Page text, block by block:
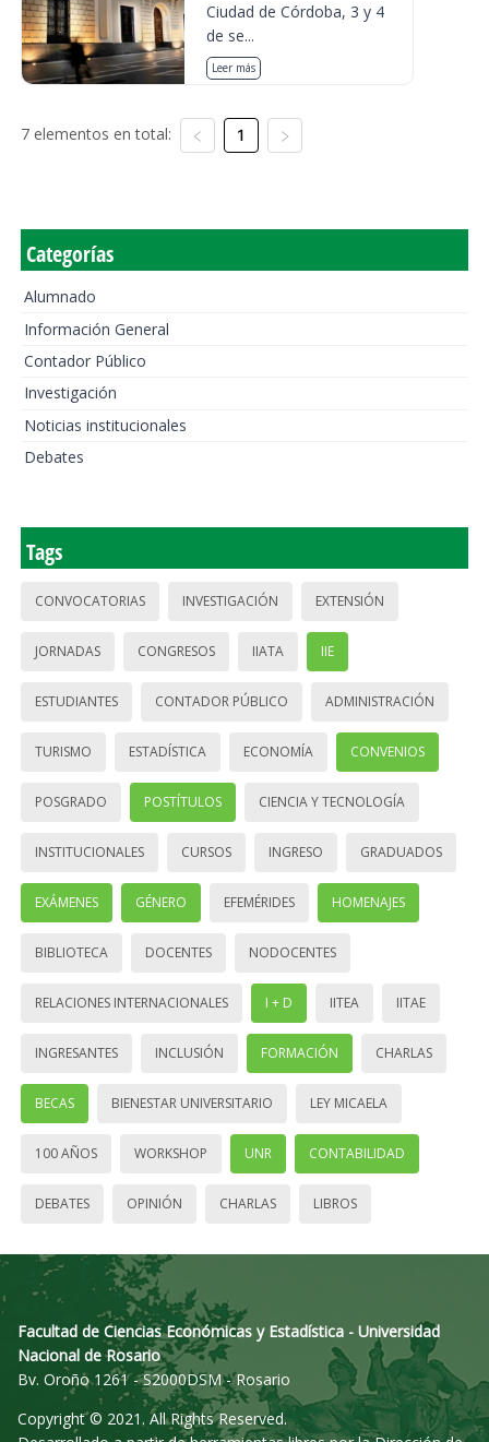
Ciudad de Córdoba, 3 y 4
de se...
Leer más
7 elementos en total: 1
Categorías
Alumnado
Información General
Contador Público
Investigación
Noticias institucionales
Debates
Tags
CONVOCATORIAS INVESTIGACIÓN EXTENSIÓN
JORNADAS CONGRESOS IIATA IIE
ESTUDIANTES CONTADOR PÚBLICO ADMINISTRACIÓN
TURISMO ESTADÍSTICA ECONOMÍA CONVENIOS
POSGRADO POSTÍTULOS CIENCIA Y TECNOLOGÍA
INSTITUCIONALES CURSOS INGRESO GRADUADOS
EXÁMENES GÉNERO EFEMÉRIDES HOMENAJES
BIBLIOTECA DOCENTES NODOCENTES
RELACIONES INTERNACIONALES I + D IITEA IITAE
INGRESANTES INCLUSIÓN FORMACIÓN CHARLAS
BECAS BIENESTAR UNIVERSITARIO LEY MICAELA
100 AÑOS WORKSHOP UNR CONTABILIDAD
DEBATES OPINIÓN CHARLAS LIBROS
Facultad de Ciencias Económicas y Estadística - Universidad
Nacional de Rosario
Bv. Oroño 1261 - S2000DSM - Rosario
Copyright © 2021. All Rights Reserved.